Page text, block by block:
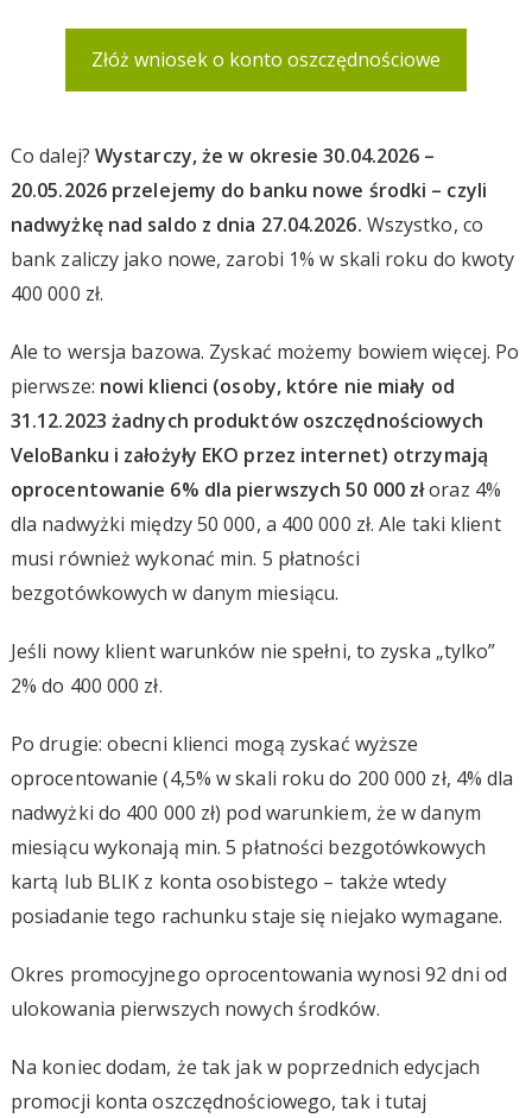
Złóż wniosek o konto oszczędnościowe
Co dalej? Wystarczy, że w okresie 30.04.2026 –
20.05.2026 przelejemy do banku nowe środki – czyli
nadwyżkę nad saldo z dnia 27.04.2026. Wszystko, co
bank zaliczy jako nowe, zarobi 1% w skali roku do kwoty
400 000 zł.
Ale to wersja bazowa. Zyskać możemy bowiem więcej. Po
pierwsze: nowi klienci (osoby, które nie miały od
31.12.2023 żadnych produktów oszczędnościowych
VeloBanku i założyły EKO przez internet) otrzymają
oprocentowanie 6% dla pierwszych 50 000 złoraz 4%
dla nadwyżki między 50 000, a 400 000 zł. Ale taki klient
musi również wykonać min. 5 płatności
bezgotówkowych w danym miesiącu.
Jeśli nowy klient warunków nie spełni, to zyska „tylko”
2% do 400 000 zł.
Po drugie: obecni klienci mogą zyskać wyższe
oprocentowanie (4,5% w skali roku do 200 000 zł, 4% dla
nadwyżki do 400 000 zł) pod warunkiem, że w danym
miesiącu wykonają min. 5 płatności bezgotówkowych
kartą lub BLIK z konta osobistego – także wtedy
posiadanie tego rachunku staje się niejako wymagane.
Okres promocyjnego oprocentowania wynosi 92 dni od
ulokowania pierwszych nowych środków.
Na koniec dodam, że tak jak w poprzednich edycjach
promocji konta oszczędnościowego, tak i tutaj